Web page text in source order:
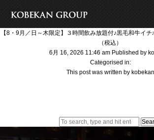
【8・9月／日～木限定】３時間飲み放題付♪黒毛和牛イ
（税込）
6月 16, 2026 11:46 am Published by
Categorised in:
This post was written by kobekan